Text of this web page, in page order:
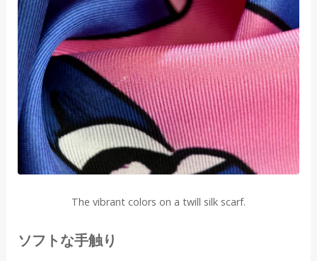
The vibrant colors on a twill silk scarf.
ソフトな手触り